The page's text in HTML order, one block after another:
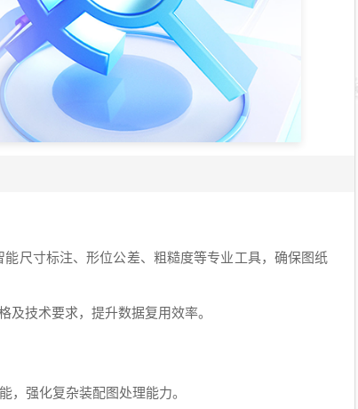
尺寸标注、形位公差、粗糙度等专业工具，确保图纸
及技术要求，提升数据复用效率。
，强化复杂装配图处理能力。